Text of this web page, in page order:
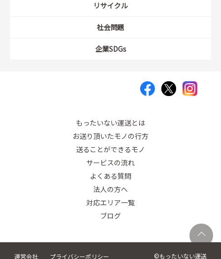
リサイクル
社会問題
企業SDGs
もったいない運送とは
お送り頂いたモノの行方
送ることができるモノ
サービスの流れ
よくある質問
法人の方へ
対応エリア一覧
ブログ
運営会社 プライバシーポリシー ©︎もったいない運送